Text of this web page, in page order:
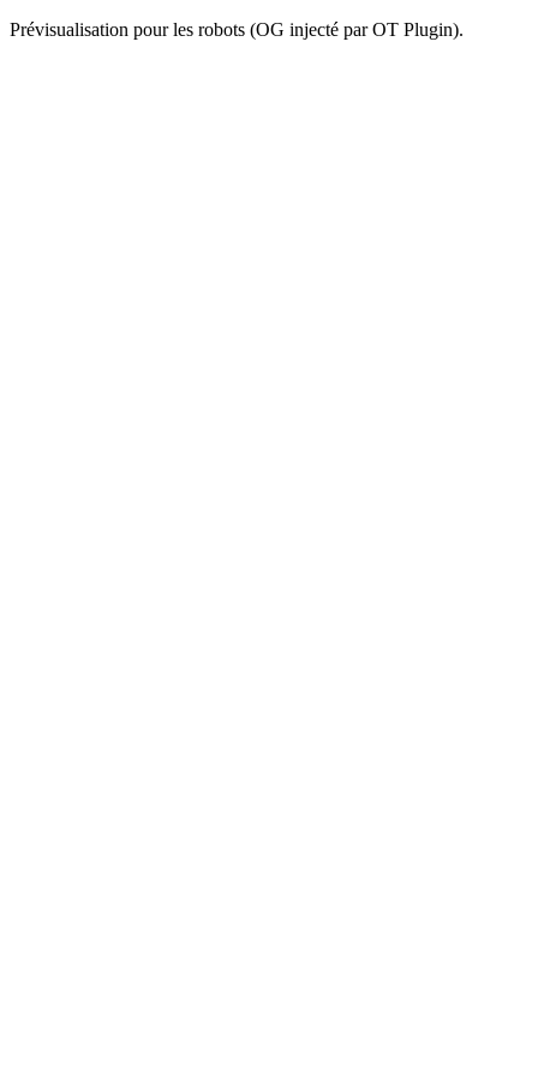
Prévisualisation pour les robots (OG injecté par OT Plugin).